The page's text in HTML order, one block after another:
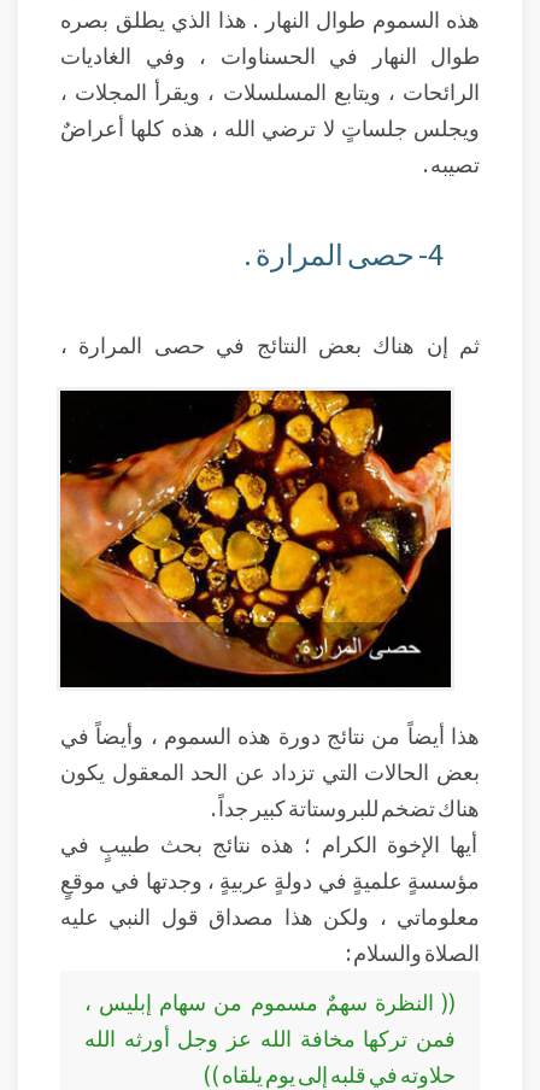
هذه السموم طوال النهار . هذا الذي يطلق بصره
طوال النهار في الحسناوات ، وفي الغاديات
الرائحات ، ويتابع المسلسلات ، ويقرأ المجلات ،
ويجلس جلساتٍ لا ترضي الله ، هذه كلها أعراضٌ
تصيبه .
4- حصى المرارة .
ثم إن هناك بعض النتائج في حصى المرارة ،
هذا أيضاً من نتائج دورة هذه السموم ، وأيضاً في
بعض الحالات التي تزداد عن الحد المعقول يكون
هناك تضخم للبروستاتة كبير جداً .
أيها الإخوة الكرام ؛ هذه نتائج بحث طبيبٍ في
مؤسسةٍ علميةٍ في دولةٍ عربيةٍ ، وجدتها في موقعٍ
معلوماتي ، ولكن هذا مصداق قول النبي عليه
الصلاة والسلام :
(( النظرة سهمٌ مسموم من سهام إبليس ،
فمن تركها مخافة الله عز وجل أورثه الله
حلاوته في قلبه إلى يوم يلقاه ))